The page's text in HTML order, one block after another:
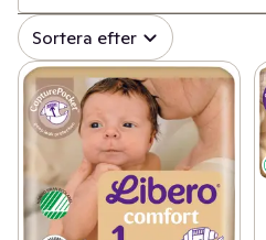
✓ Prismatch: Frukt & Grönt
✓ Prismatch: Fisk & Skaldjur (13)
✓ Prismatch: Bröd & Bageri (29)
Prismatch: Dryck (33)
✓ Prismatch: Mejeri, Ost & Juice
✓ Alla (64)
✓ Prismatch: Gröt (22)
✓ Prismatch: Välling (16)
✓ Prismatch: Barnmat (5)
Prismatch: Blöjor (13)
Sortera efter